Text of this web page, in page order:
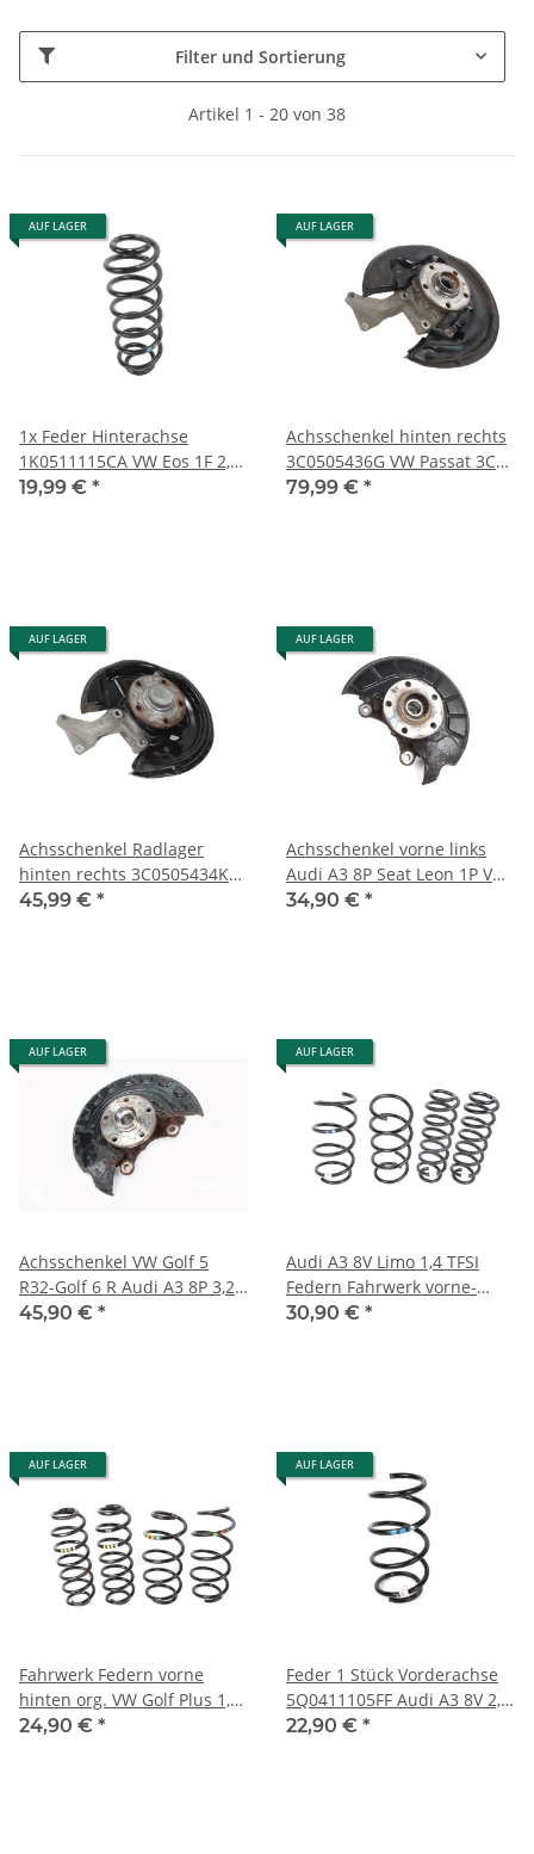
Filter und Sortierung
Artikel 1 - 20 von 38
AUF LAGER
1x Feder Hinterachse
1K0511115CA VW Eos 1F 2,0
TFSI hinten links-rechts 1x
19,99 € *
AUF LAGER
Achsschenkel hinten rechts
3C0505436G VW Passat 3C
R36 4motion Radlager
79,99 € *
AUF LAGER
Achsschenkel Radlager
hinten rechts 3C0505434K
VW Passat 3C B7 Eos 1F
45,99 € *
AUF LAGER
Achsschenkel vorne links
Audi A3 8P Seat Leon 1P VW
Golf 5-6 Skoda 2,0 TFSI
34,90 € *
AUF LAGER
Achsschenkel VW Golf 5
R32-Golf 6 R Audi A3 8P 3,2
Radlagergehäuse vorne
45,90 € *
AUF LAGER
Audi A3 8V Limo 1,4 TFSI
Federn Fahrwerk vorne-
hinten
30,90 € *
AUF LAGER
Fahrwerk Federn vorne
hinten org. VW Golf Plus 1,2
TSI 1K0411105AP-
24,90 € *
AUF LAGER
Feder 1 Stück Vorderachse
5Q0411105FF Audi A3 8V 2,0
TDI Sportback 2xblau - 1x
22,90 € *